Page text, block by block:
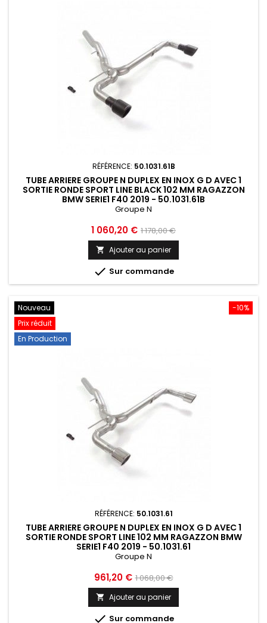
RÉFÉRENCE: 50.1031.61B
TUBE ARRIERE GROUPE N DUPLEX EN INOX G D AVEC 1
SORTIE RONDE SPORT LINE BLACK 102 MM RAGAZZON
BMW SERIE1 F40 2019 - 50.1031.61B
Groupe N
Prix
1 060,20 € Prix
de
base
1 178,00 €
 Ajouter au panier
 Sur commande
-10%
Nouveau
Prix réduit
En Production
RÉFÉRENCE: 50.1031.61
TUBE ARRIERE GROUPE N DUPLEX EN INOX G D AVEC 1
SORTIE RONDE SPORT LINE 102 MM RAGAZZON BMW
SERIE1 F40 2019 - 50.1031.61
Groupe N
Prix
961,20 € Prix
de
base
1 068,00 €
 Ajouter au panier
 Sur commande